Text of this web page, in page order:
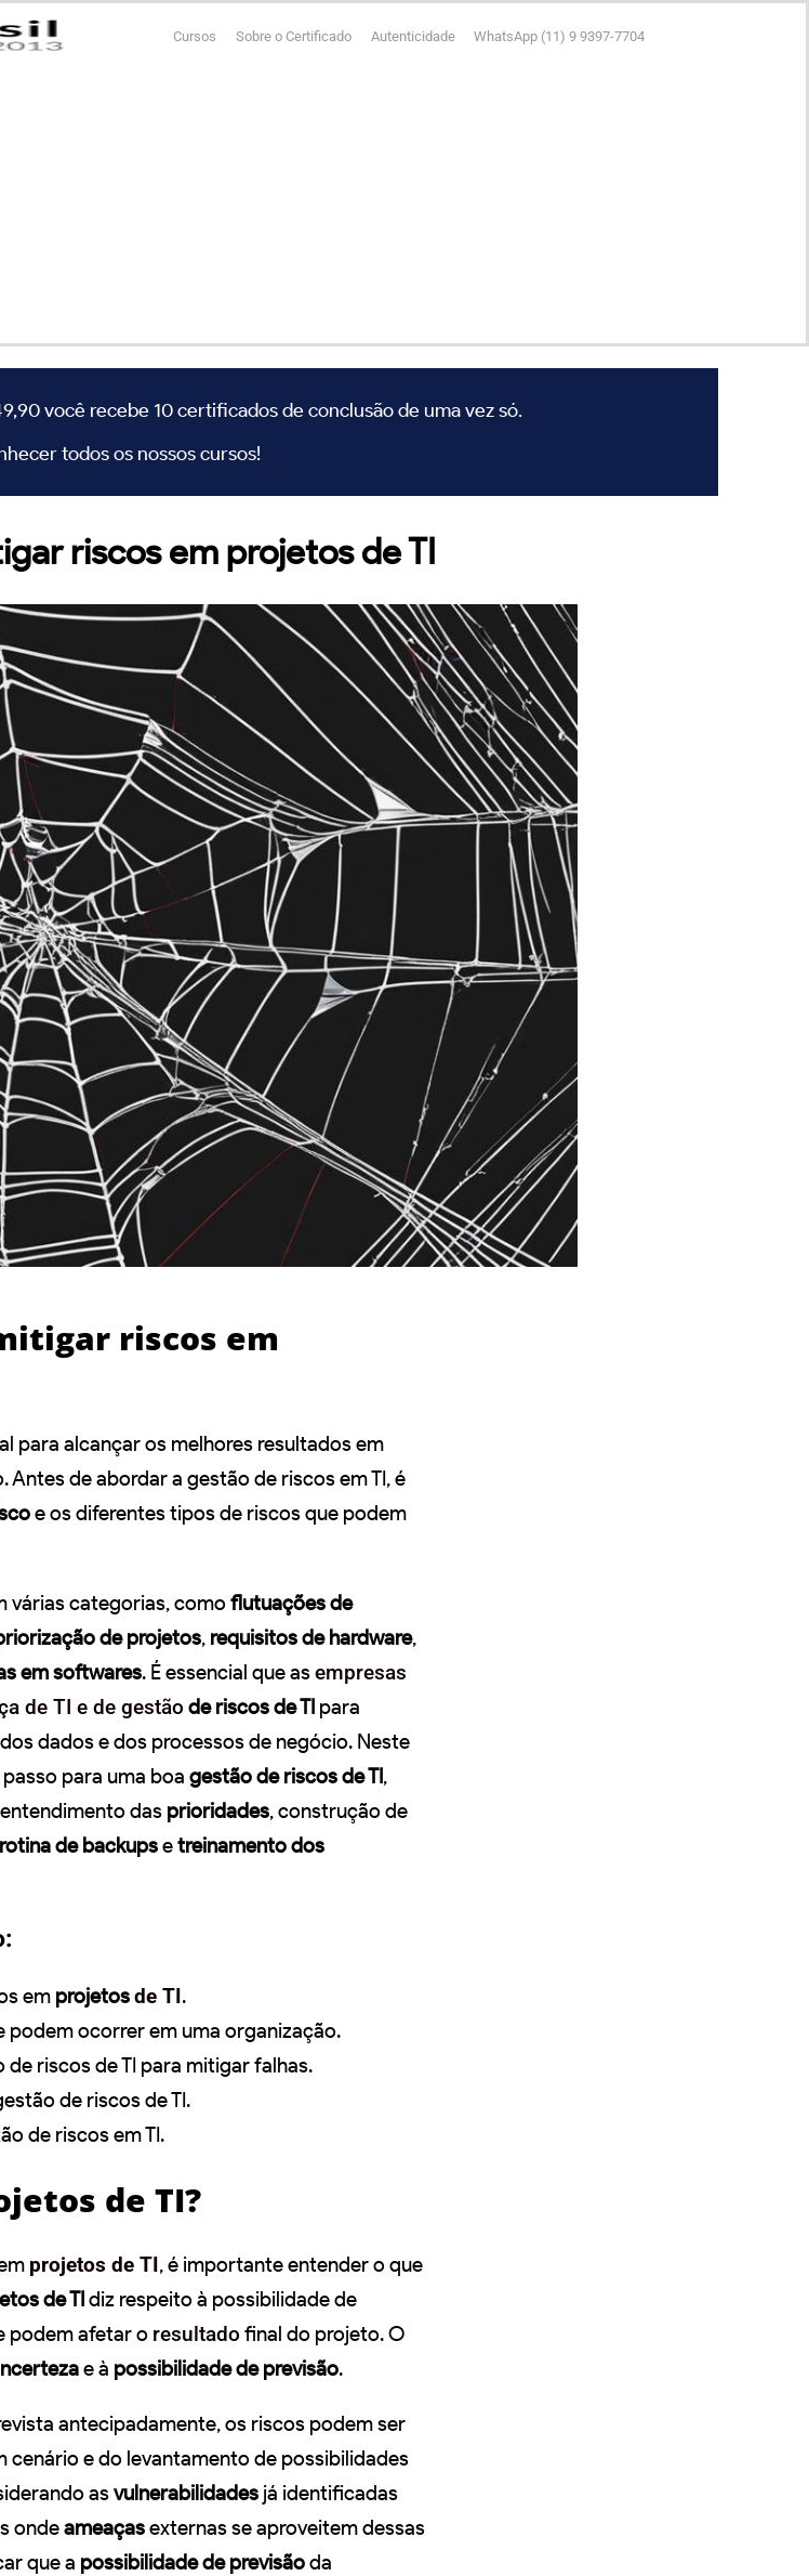
Cursos Sobre o Certificado Autenticidade WhatsApp (11) 9 9397-7704
você recebe 10 certificados de conclusão de uma vez só.
todos os nossos cursos!
riscos em projetos de TI
riscos em
para alcançar os melhores resultados em
de abordar a gestão de riscos em TI, é
e os diferentes tipos de riscos que podem
várias categorias, como flutuações de
de projetos, requisitos de hardware,
em softwares. É essencial que asempresas
de TI e de gestão de riscos de TI para
dados e dos processos de negócio. Neste
para uma boa gestão de riscos de TI,
das prioridades, construção de
rotina de backupsetreinamento dos
em projetosde TI.
ocorrer em uma organização.
riscos de TI para mitigar falhas.
de riscos de TI.
de riscos em TI.
de TI?
projetos de TI, é importante entender o que
de TIdiz respeito à possibilidade de
podem afetar o resultado final do projeto. O
e à possibilidade de previsão.
antecipadamente, os riscos podem ser
cenário e do levantamento de possibilidades
asvulnerabilidades já identificadas
ondeameaçasexternas se aproveitem dessas
que a possibilidade de previsãoda